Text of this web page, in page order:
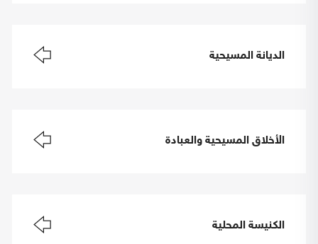
الديانة المسيحية
الأخلاق المسيحية والعبادة
الكنيسة المحلية